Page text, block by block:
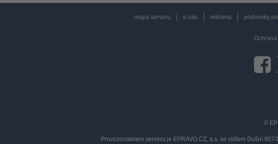
mapa serveru o nás reklama podmínky
©
Provozovatelem serveru je EPRAVO.CZ, a.s. se sídlem Dušní